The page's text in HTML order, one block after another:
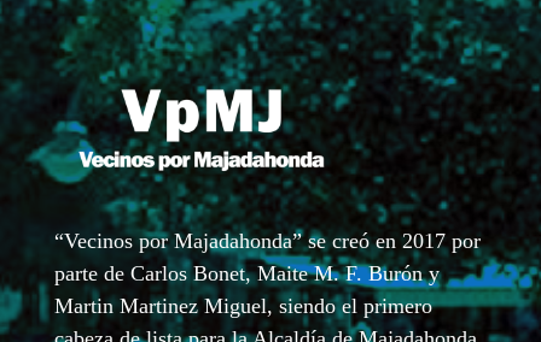
“Vecinos por Majadahonda” se creó en 2017 por
parte de Carlos Bonet, Maite M. F. Burón y
Martin Martinez Miguel, siendo el primero